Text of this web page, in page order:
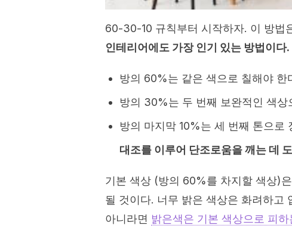
60-30-10 규칙부터 시작하자. 이 방법
인테리어에도 가장 인기 있는 방법이다.
방의 60%는 같은 색으로 칠해야 한
방의 30%는 두 번째 보완적인 색상
방의 마지막 10%는 세 번째 톤으로
대조를 이루어 단조로움을 깨는 데
기본 색상 (방의 60%를 차지할 색상)
될 것이다. 너무 밝은 색상은 화려하고
아니라면 밝은색은 기본 색상으로 피